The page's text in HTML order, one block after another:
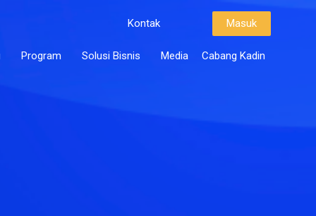
Kontak Masuk
Program Solusi Bisnis Media Cabang Kadin